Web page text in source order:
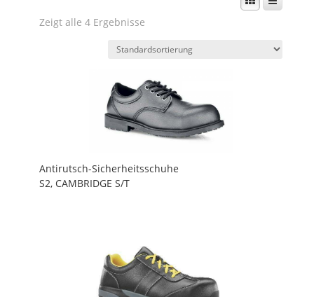
Zeigt alle 4 Ergebnisse
Antirutsch-Sicherheitsschuhe
S2, CAMBRIDGE S/T